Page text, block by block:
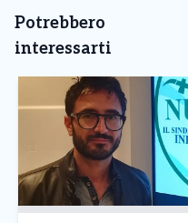
Potrebbero
interessarti